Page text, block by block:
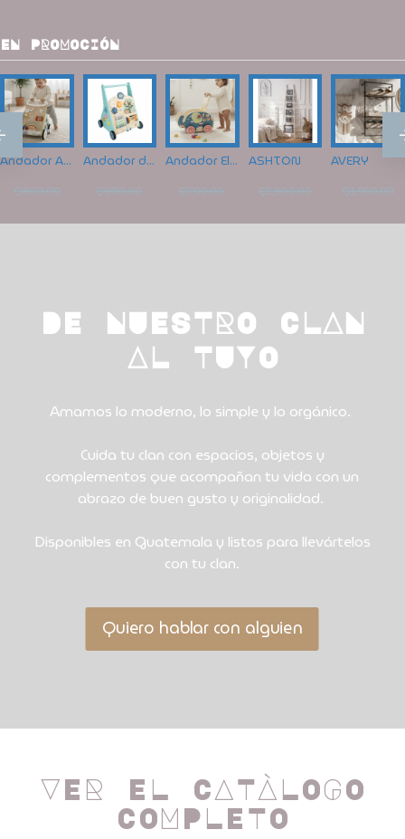
EN PROMOCIÓN
Andador Arcoíris de Actividades Infantiles
Q800.00
Andador de Madera Multi-Actividades Little Explorer
Q900.00
Andador Elefante Explorador con Actividades
Q700.00
ASHTON
Q1,800.00
AVERY
Q1,900.00
DE NUESTRO CLAN
AL TUYO
Amamos lo moderno, lo simple y lo orgánico.
Cuida tu clan con espacios, objetos y
complementos que acompañan tu vida con un
abrazo de buen gusto y originalidad.
Disponibles en Guatemala y listos para llevártelos
con tu clan.
Quiero hablar con alguien
VER EL CATÀLOGO
COMPLETO